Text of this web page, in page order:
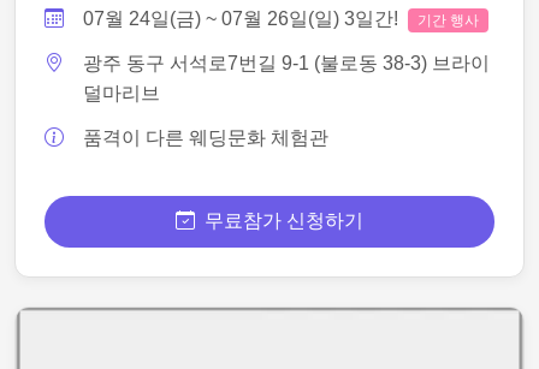
07월 24일(금) ~ 07월 26일(일) 3일간! 기간 행사
광주 동구 서석로7번길 9-1 (불로동 38-3) 브라이
덜마리브
품격이 다른 웨딩문화 체험관
무료참가 신청하기